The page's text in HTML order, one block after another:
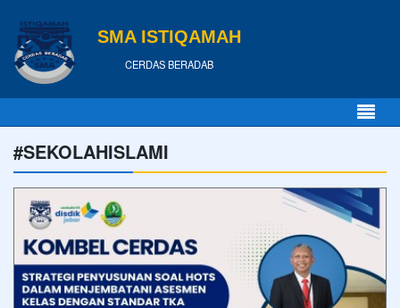
SMA ISTIQAMAH
CERDAS BERADAB
#SEKOLAHISLAMI